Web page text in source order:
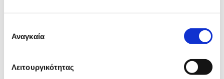
συγκατάθεσης
Αναγκαία
Λειτουργικότητας